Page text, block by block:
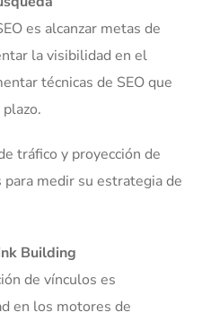
es alcanzar metas de
la visibilidad en el
técnicas de SEO que
tráfico y proyección de
medir su estrategia de
Building
de vínculos es
en los motores de